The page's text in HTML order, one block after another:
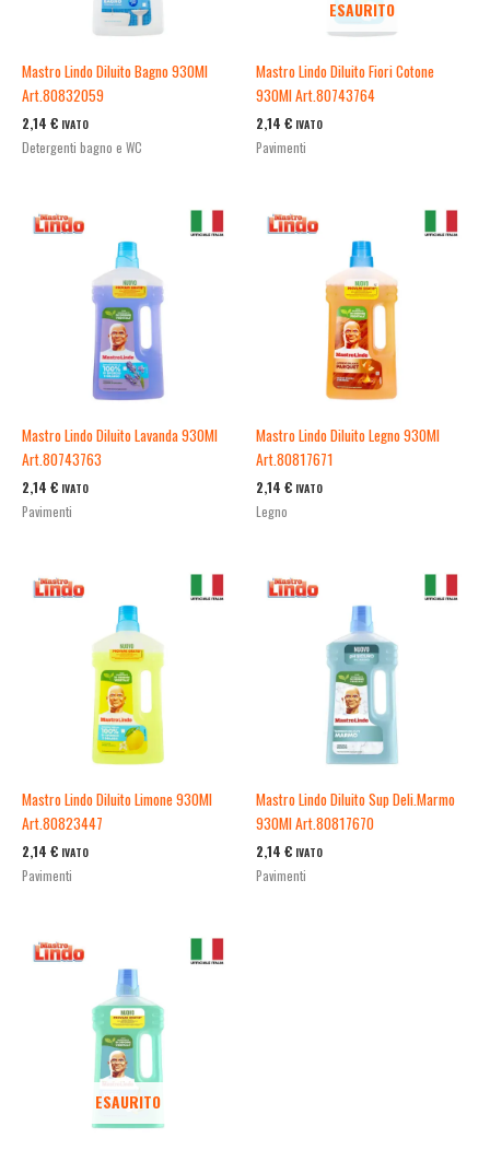
Mastro Lindo Diluito Bagno 930Ml
Art.80832059
2,14 € IVATO
Detergenti bagno e WC
ESAURITO
Mastro Lindo Diluito Fiori Cotone
930Ml Art.80743764
2,14 € IVATO
Pavimenti
Mastro Lindo Diluito Lavanda 930Ml
Art.80743763
2,14 € IVATO
Pavimenti
Mastro Lindo Diluito Legno 930Ml
Art.80817671
2,14 € IVATO
Legno
Mastro Lindo Diluito Limone 930Ml
Art.80823447
2,14 € IVATO
Pavimenti
Mastro Lindo Diluito Sup Deli.Marmo
930Ml Art.80817670
2,14 € IVATO
Pavimenti
ESAURITO